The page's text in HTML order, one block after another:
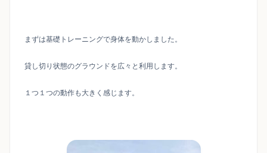
まずは基礎トレーニングで身体を動かしました。
貸し切り状態のグラウンドを広々と利用します。
１つ１つの動作も大きく感じます。